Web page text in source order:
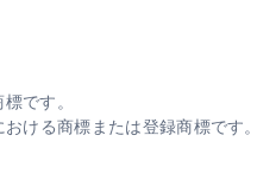
です。
る商標または登録商標です。